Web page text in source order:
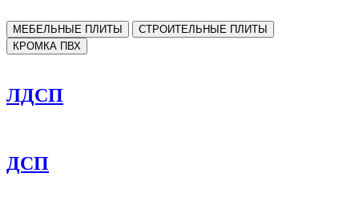
МЕБЕЛЬНЫЕ ПЛИТЫ
СТРОИТЕЛЬНЫЕ ПЛИТЫ
КРОМКА ПВХ
ЛДСП
ДСП